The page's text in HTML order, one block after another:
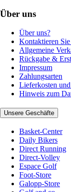
Über uns
Über uns?
Kontaktieren
Allgemeine
Rückgabe &
Impressum
Zahlungsarten
Lieferkosten
Hinweis zum
Unsere Geschäfte
Basket-Center
Daily Bikers
Direct Running
Direct-Volley
Espace Golf
Foot-Store
Galopp-Store